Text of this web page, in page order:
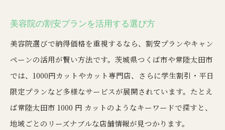
美容院の割安プランを活用する選び方
美容院選びで納得価格を重視するなら、割安プランやキャン
ペーンの活用が賢い方法です。茨城県つくば市や常陸太田市
では、1000円カットやカット専門店、さらに学生割引・平日
限定プランなど多様なサービスが展開されています。たとえ
ば常陸太田市 1000 円 カットのようなキーワードで探すと、
地域ごとのリーズナブルな店舗情報が見つかります。